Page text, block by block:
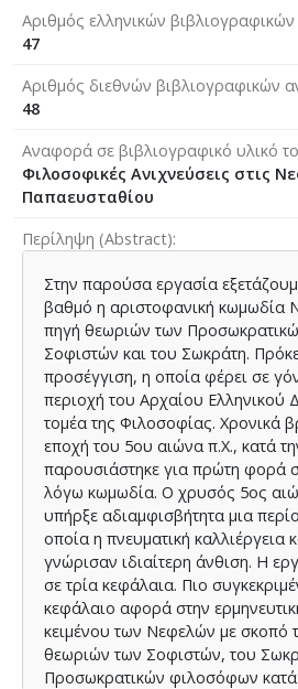
Αριθμός ελληνικών
47
Αριθμός διεθνών βιβλιογραφικών
48
Αναφορά σε βιβλιογραφικό υλικό
Φιλοσοφικές Ανιχνεύσεις στις
Παπαευσταθίου
Περίληψη (Abstract)
Στην παρούσα εργασία
βαθμό η αριστοφανική κωμωδία
πηγή θεωριών των
Σοφιστών και του Σωκράτη.
προσέγγιση, η οποία φέρει σε
περιοχή του Αρχαίου Ελληνικού
τομέα της Φιλοσοφίας. Χρονικά
εποχή του 5ου αιώνα π.Χ., κατά
παρουσιάστηκε για πρώτη φορά
λόγω κωμωδία. Ο χρυσός 5ος
υπήρξε αδιαμφισβήτητα μια
οποία η πνευματική καλλιέργεια
γνώρισαν ιδιαίτερη άνθιση. Η
σε τρία κεφάλαια. Πιο
κεφάλαιο αφορά στην
κειμένου των Νεφελών με σκοπό
θεωριών των Σοφιστών, του
Προσωκρατικών φιλοσόφων